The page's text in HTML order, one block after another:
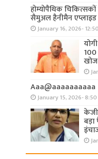
होम्योपैथिक
सैमुअल हैनीमैन एप्लाइड
January 16, 2026-
Aaa@aaaaaaaaaa
January 15, 2026-
बड़ा